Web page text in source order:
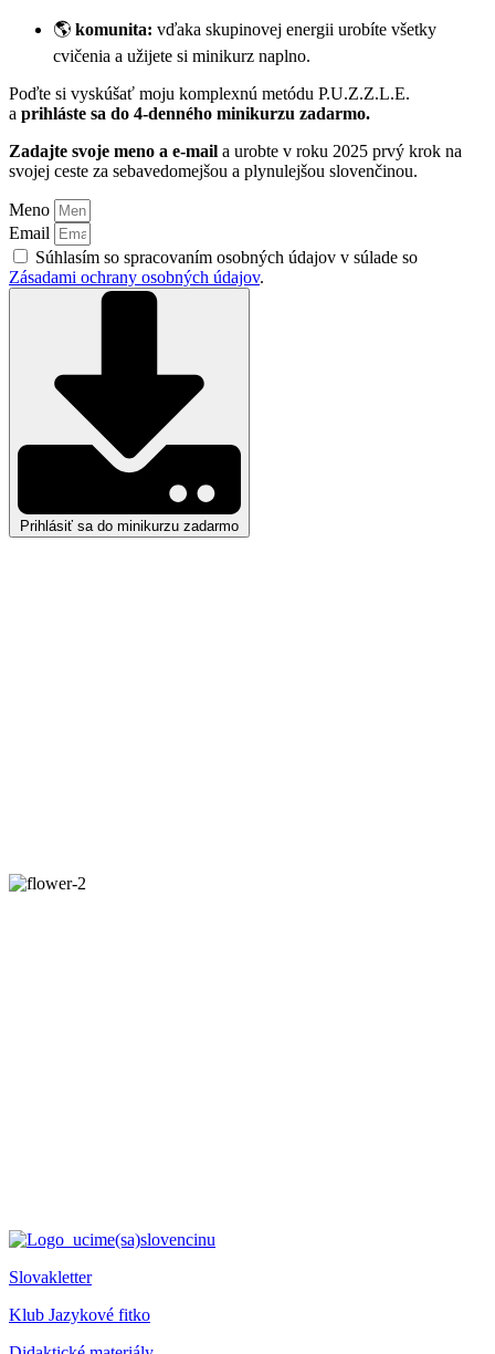
🌎 komunita: vďaka skupinovej energii urobíte všetky
cvičenia a užijete si minikurz naplno.
Poďte si vyskúšať moju komplexnú metódu P.U.Z.Z.L.E.
a prihláste sa do 4-denného minikurzu zadarmo.
Zadajte svoje meno a e-mail a urobte v roku 2025 prvý krok na
svojej ceste za sebavedomejšou a plynulejšou slovenčinou.
Meno
Email
Súhlasím so spracovaním osobných údajov v súlade so
Zásadami ochrany osobných údajov.
Prihlásiť sa do minikurzu zadarmo
Slovakletter
Klub Jazykové fitko